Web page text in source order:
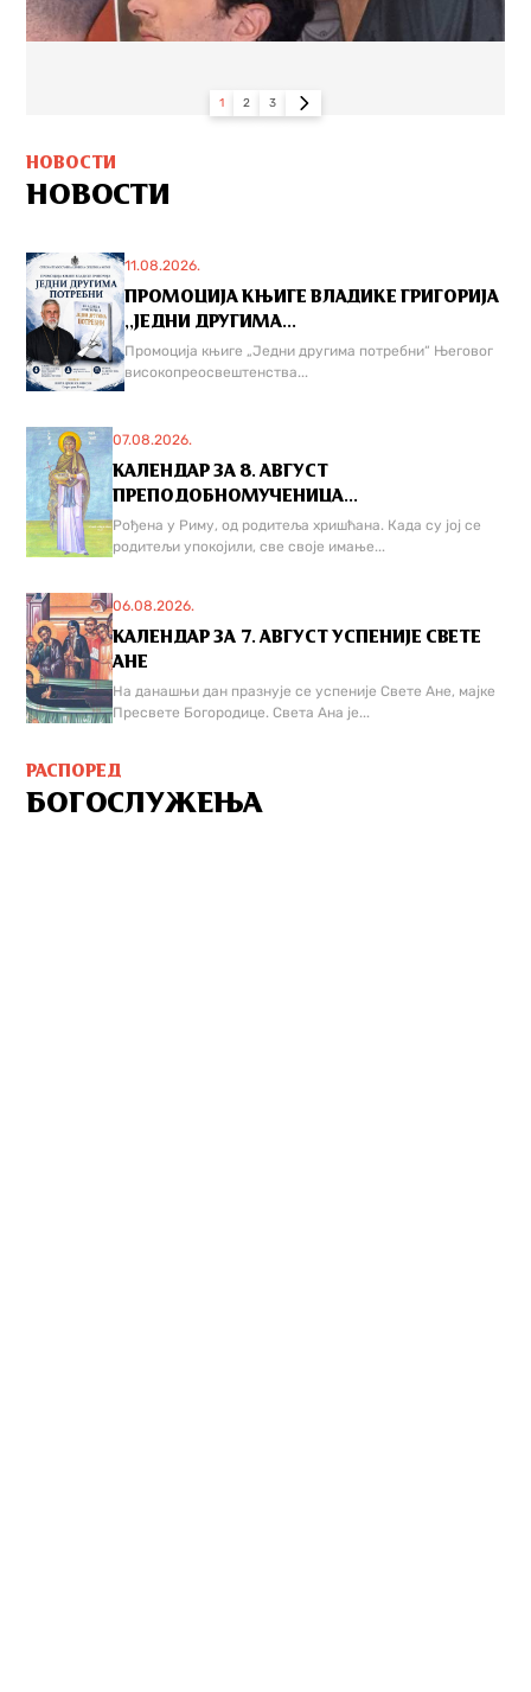
1 2 3
НОВОСТИ
НОВОСТИ
11.08.2026.
ПРОМОЦИЈА КЊИГЕ ВЛАДИКЕ ГРИГОРИЈА
,,ЈЕДНИ ДРУГИМА...
Промоција књиге „Једни другима потребни“ Његовог
високопреосвештенства...
07.08.2026.
КАЛЕНДАР ЗА 8. АВГУСТ
ПРЕПОДОБНОМУЧЕНИЦА...
Рођена у Риму, од родитеља хришћана. Када су јој се
родитељи упокојили, све своје имање...
06.08.2026.
КАЛЕНДАР ЗА 7. АВГУСТ УСПЕНИЈЕ СВЕТЕ
АНЕ
На данашњи дан празнује се успеније Свете Ане, мајке
Пресвете Богородице. Света Ана је...
РАСПОРЕД
БОГОСЛУЖЕЊА